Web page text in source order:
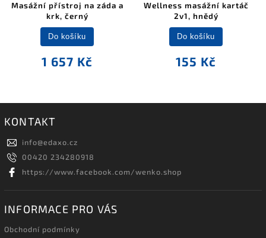
Masážní přístroj na záda a
krk, černý
1 657 Kč
Do košíku
Wellness masážní kartáč
2v1, hnědý
155 Kč
Do košíku
KONTAKT
info@edaxo.cz
00420 234280918
https://www.facebook.com/wenko.shop
INFORMACE PRO VÁS
Obchodní podmínky